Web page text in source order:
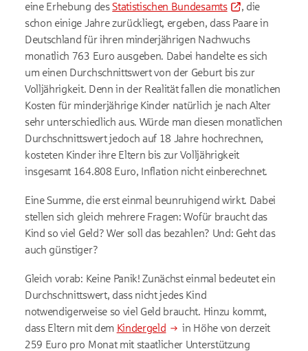
eine Erhebung desStatistischen Bundesamts
, die
schon einige Jahre zurückliegt, ergeben, dass Paare in
Deutschland für ihren minderjährigen Nachwuchs
monatlich 763 Euro ausgeben. Dabei handelte es sich
um einen Durchschnittswert von der Geburt bis zur
Volljährigkeit. Denn in der Realität fallen die monatlichen
Kosten für minderjährige Kinder natürlich je nach Alter
sehr unterschiedlich aus. Würde man diesen monatlichen
Durchschnittswert jedoch auf 18 Jahre hochrechnen,
kosteten Kinder ihre Eltern bis zur Volljährigkeit
insgesamt 164.808 Euro, Inflation nicht einberechnet.
Eine Summe, die erst einmal beunruhigend wirkt. Dabei
stellen sich gleich mehrere Fragen: Wofür braucht das
Kind so viel Geld? Wer soll das bezahlen? Und: Geht das
auch günstiger?
Gleich vorab: Keine Panik! Zunächst einmal bedeutet ein
Durchschnittswert, dass nicht jedes Kind
notwendigerweise so viel Geld braucht. Hinzu kommt,
dass Eltern mit dem Kindergeld
in Höhe von derzeit
259 Euro pro Monat mit staatlicher Unterstützung